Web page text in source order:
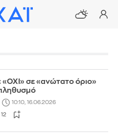
«ΟΧΙ» σε «ανώτατο όριο»
10:10, 16.06.2026
12